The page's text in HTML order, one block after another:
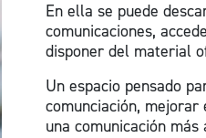
En ella se puede
comunicaciones,
disponer del material
Un espacio pensado
comunciación,
una comunicación más